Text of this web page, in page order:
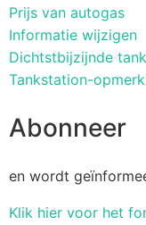
Prijs van autogas
Informatie wijzigen
Dichtstbijzijnde
Tankstation-
Abonneer
en wordt
Klik hier voor het